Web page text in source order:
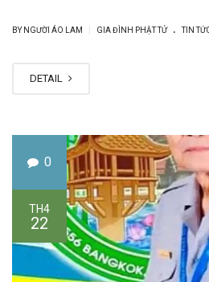
BY NGƯỜI ÁO LAM GIA ĐÌNH PHẬT TỬ . TIN
DETAIL
0
TH4
22